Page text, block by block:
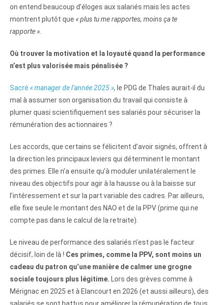
on entend beaucoup d’éloges aux salariés mais les actes
montrent plutôt que « plus tu me rapportes, moins ça te
rapporte ».
Où trouver la motivation et la loyauté quand la performance
n’est plus valorisée mais pénalisée ?
Sacré « manager de l’année 2025 », le PDG de Thales aurait-il du
mal à assumer son organisation du travail qui consiste à
plumer quasi scientifiquement ses salariés pour sécuriser la
rémunération des actionnaires ?
Les accords, que certains se félicitent d’avoir signés, offrent à
la direction les principaux leviers qui déterminent le montant
des primes. Elle n’a ensuite qu’à moduler unilatéralement le
niveau des objectifs pour agir à la hausse ou à la baisse sur
l’intéressement et sur la part variable des cadres. Par ailleurs,
elle fixe seule le montant des NAO et de la PPV (prime qui ne
compte pas dans le calcul de la retraite).
Le niveau de performance des salariés n’est pas le facteur
décisif, loin de là ! Ces primes, comme la PPV, sont moins un
cadeau du patron qu’une manière de calmer une grogne
sociale toujours plus légitime. Lors des grèves comme à
Mérignac en 2025 et à Elancourt en 2026 (et aussi ailleurs), des